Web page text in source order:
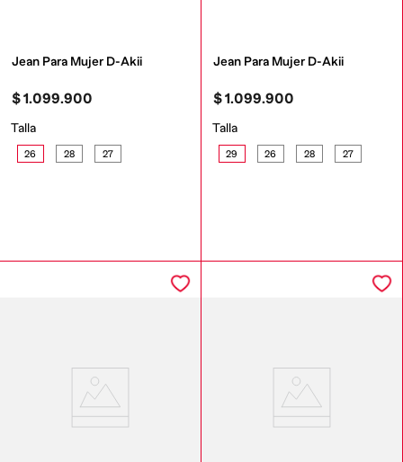
Jean Para Mujer D-Akii
$1.099.900
Talla
26 28 27
Jean Para Mujer D-Akii
$1.099.900
Talla
29 26 28 27